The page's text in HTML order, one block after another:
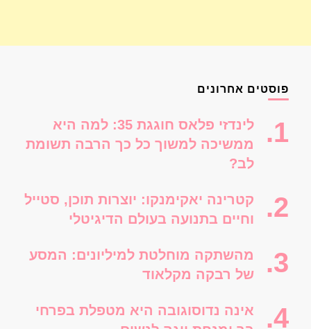
פוסטים אחרונים
לינדזי פלאס חוגגת 35: למה היא
ממשיכה למשוך כל כך הרבה תשומת
לב?
קטרינה יאקימנקו: יוצרות תוכן, סטייל
וחיים בתנועה בעולם הדיגיטלי
מהשתקה מוחלטת למיליונים: המסע
של רבקה מקלאוד
אינה נדוסוגובה היא מטפלת בפרחי